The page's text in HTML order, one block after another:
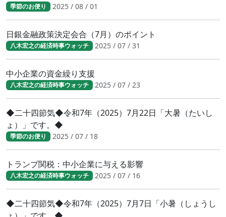
季節のお便り 2025 / 08 / 01
日銀金融政策決定会合（7月）のポイント
八木宏之の経済時事ウォッチ 2025 / 07 / 31
中小企業の資金繰り支援
八木宏之の経済時事ウォッチ 2025 / 07 / 23
◆二十四節気◆令和7年（2025）7月22日「大暑（たいし
ょ）」です。◆
季節のお便り 2025 / 07 / 18
トランプ関税：中小企業に与える影響
八木宏之の経済時事ウォッチ 2025 / 07 / 16
◆二十四節気◆令和7年（2025）7月7日「小暑（しょうし